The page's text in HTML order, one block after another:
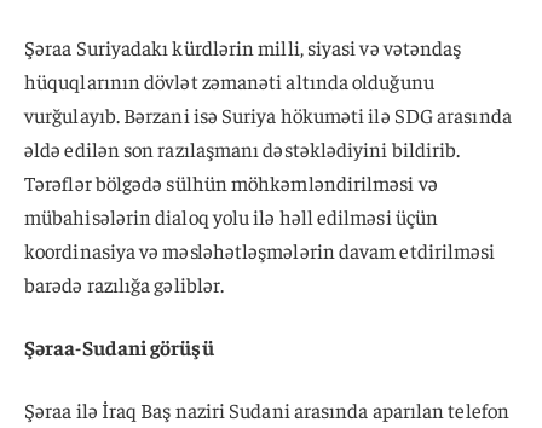
Şəraa Suriyadakı kürdlərin milli, siyasi və vətəndaş
hüquqlarının dövlət zəmanəti altında olduğunu
vurğulayıb. Bərzani isə Suriya hökuməti ilə SDG arasında
əldə edilən son razılaşmanı dəstəklədiyini bildirib.
Tərəflər bölgədə sülhün möhkəmləndirilməsi və
mübahisələrin dialoq yolu ilə həll edilməsi üçün
koordinasiya və məsləhətləşmələrin davam etdirilməsi
barədə razılığa gəliblər.
Şəraa-Sudani görüşü
Şəraa ilə İraq Baş naziri Sudani arasında aparılan telefon